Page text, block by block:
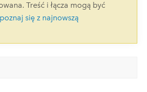
Treść i łącza mogą być
się z najnowszą